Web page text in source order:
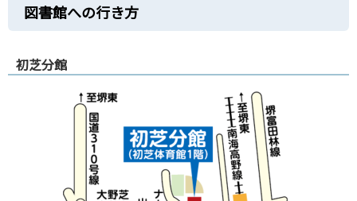
図書館への行き方
初芝分館